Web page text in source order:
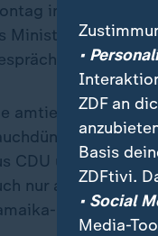
in Berlin nach
Ministerpräsident
mit SPD,
amtierende
Mehrheit
CDU und SPD
nur auf 69 von
Bündnis aus
•
ZDF an
Basis
ZDFtivi.
• Social
Media-